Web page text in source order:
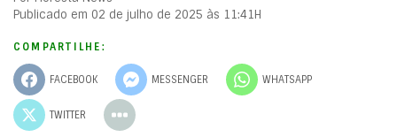
Publicado em 02 de julho de 2025 às 11:41H
COMPARTILHE:
FACEBOOK MESSENGER WHATSAPP
TWITTER